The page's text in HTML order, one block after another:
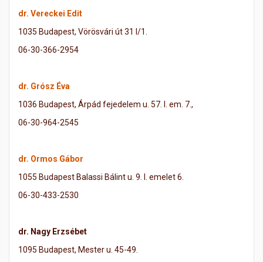
dr. Vereckei Edit
1035 Budapest, Vörösvári út 31 I/1.
06-30-366-2954
dr. Grósz Éva
1036 Budapest, Árpád fejedelem u. 57. I. em. 7.,
06-30-964-2545
dr. Ormos Gábor
1055 Budapest Balassi Bálint u. 9. I. emelet 6.
06-30-433-2530
dr. Nagy Erzsébet
1095 Budapest, Mester u. 45-49.